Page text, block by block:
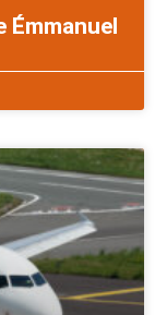
Émmanuel